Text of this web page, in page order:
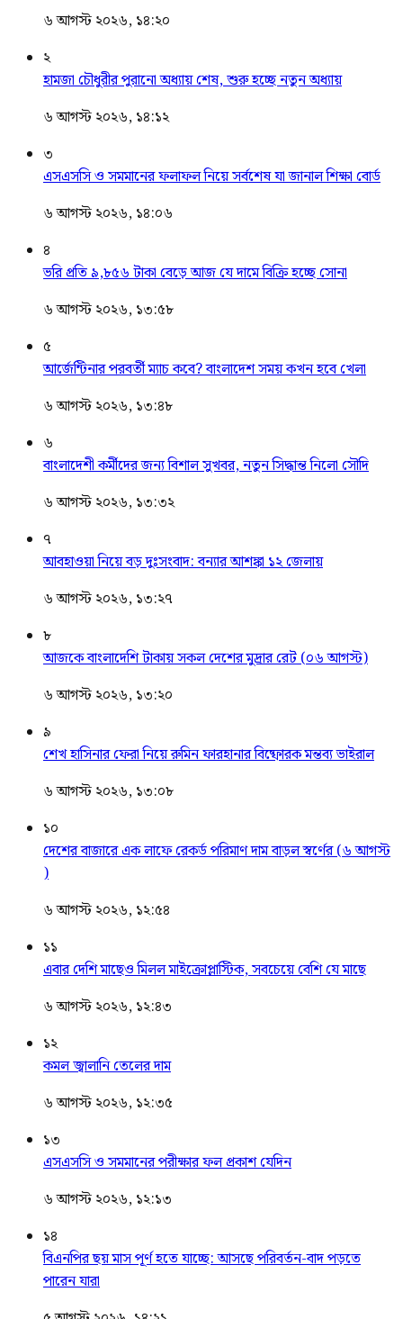
৬ আগস্ট ২০২৬, ১৪:২০
২
হামজা চৌধুরীর পুরানো অধ্যায় শেষ, শুরু হচ্ছে নতুন অধ্যায়
৬ আগস্ট ২০২৬, ১৪:১২
৩
এসএসসি ও সমমানের ফলাফল নিয়ে সর্বশেষ যা জানাল শিক্ষা বোর্ড
৬ আগস্ট ২০২৬, ১৪:০৬
৪
ভরি প্রতি ৯,৮৫৬ টাকা বেড়ে আজ যে দামে বিক্রি হচ্ছে সোনা
৬ আগস্ট ২০২৬, ১৩:৫৮
৫
আর্জেন্টিনার পরবর্তী ম্যাচ কবে? বাংলাদেশ সময় কখন হবে খেলা
৬ আগস্ট ২০২৬, ১৩:৪৮
৬
বাংলাদেশী কর্মীদের জন্য বিশাল সুখবর, নতুন সিদ্ধান্ত নিলো সৌদি
৬ আগস্ট ২০২৬, ১৩:৩২
৭
আবহাওয়া নিয়ে বড় দুঃসংবাদ: বন্যার আশঙ্কা ১২ জেলায়
৬ আগস্ট ২০২৬, ১৩:২৭
৮
আজকে বাংলাদেশি টাকায় সকল দেশের মুদ্রার রেট (০৬ আগস্ট)
৬ আগস্ট ২০২৬, ১৩:২০
৯
শেখ হাসিনার ফেরা নিয়ে রুমিন ফারহানার বিষ্ফোরক মন্তব্য ভাইরাল
৬ আগস্ট ২০২৬, ১৩:০৮
১০
দেশের বাজারে এক লাফে রেকর্ড পরিমাণ দাম বাড়ল স্বর্ণের (৬ আগস্ট
)
৬ আগস্ট ২০২৬, ১২:৫৪
১১
এবার দেশি মাছেও মিলল মাইক্রোপ্লাস্টিক, সবচেয়ে বেশি যে মাছে
৬ আগস্ট ২০২৬, ১২:৪৩
১২
কমল জ্বালানি তেলের দাম
৬ আগস্ট ২০২৬, ১২:৩৫
১৩
এসএসসি ও সমমানের পরীক্ষার ফল প্রকাশ যেদিন
৬ আগস্ট ২০২৬, ১২:১৩
১৪
বিএনপির ছয় মাস পূর্ণ হতে যাচ্ছে: আসছে পরিবর্তন-বাদ পড়তে
পারেন যারা